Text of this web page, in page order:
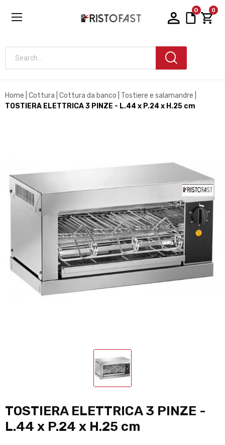
0 0
Search...
Home Cottura Cottura da banco
Tostiere e salamandre
TOSTIERA ELETTRICA 3 PINZE - L.44 x P.24 x H.25 cm
TOSTIERA ELETTRICA 3 PINZE -
L.44 x P.24 x H.25 cm